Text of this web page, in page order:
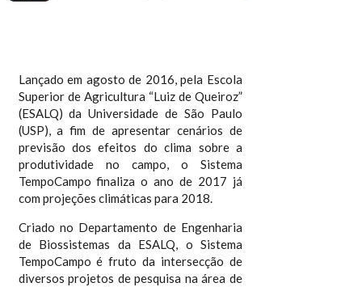
Lançado em agosto de 2016, pela Escola
Superior de Agricultura “Luiz de Queiroz”
(ESALQ) da Universidade de São Paulo
(USP), a fim de apresentar cenários de
previsão dos efeitos do clima sobre a
produtividade no campo, o Sistema
TempoCampo finaliza o ano de 2017 já
com projeções climáticas para 2018.
Criado no Departamento de Engenharia
de Biossistemas da ESALQ, o Sistema
TempoCampo é fruto da intersecção de
diversos projetos de pesquisa na área de